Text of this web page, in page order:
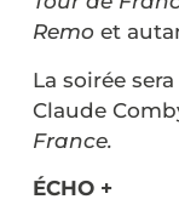
Remo et
La soirée
Claude
France.
ÉCHO +